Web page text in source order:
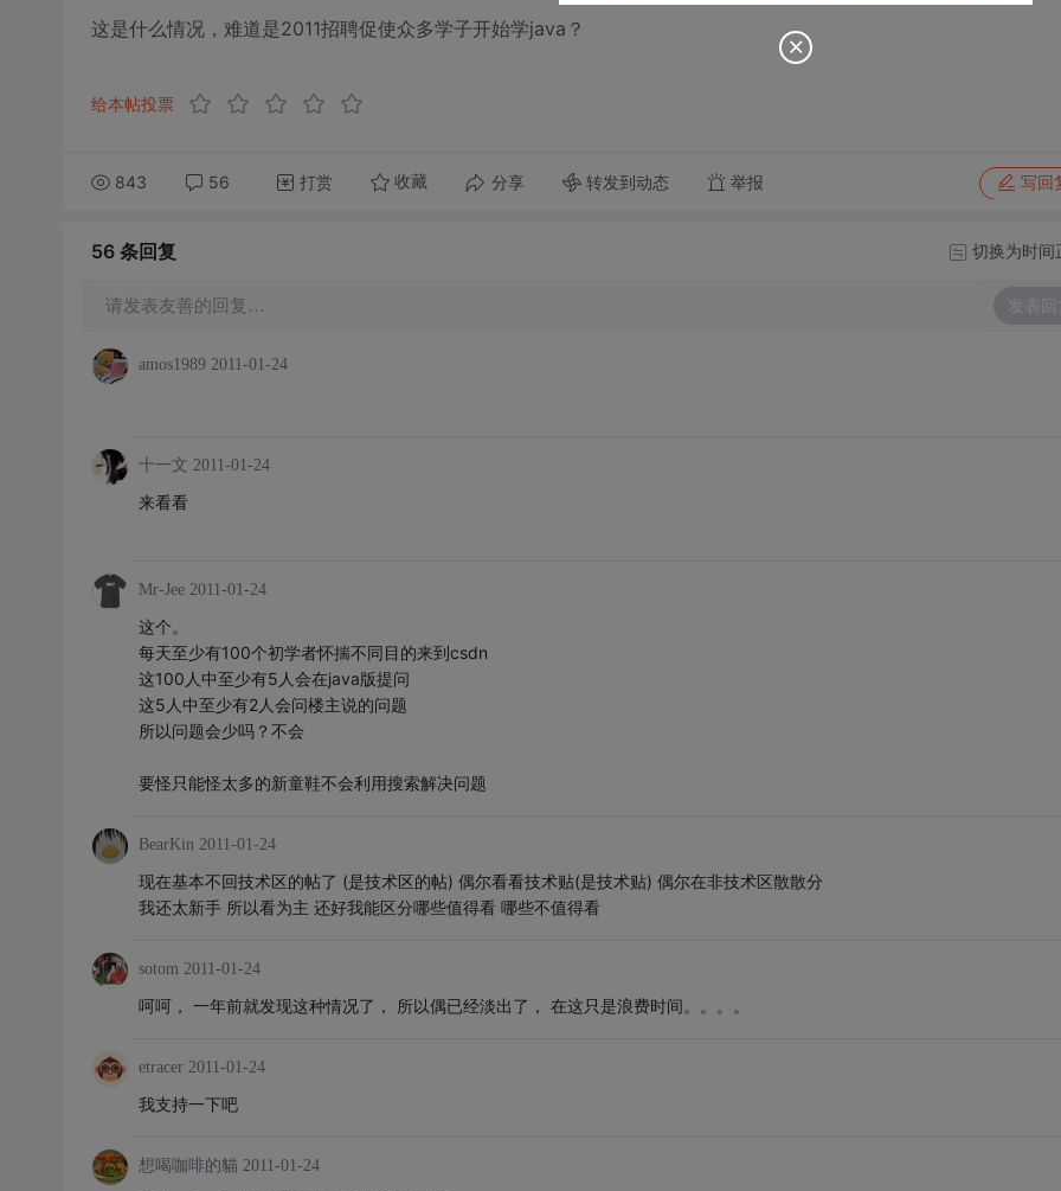
这是什么情况，难道是2011招聘促使众多学子开始学java？
给本帖投票
843 56 打赏 收藏 分享 转发到动态 举报 写回
56 条回复 切换为时间
请发表友善的回复… 发表回
amos1989 2011-01-24
十一文 2011-01-24
来看看
Mr-Jee 2011-01-24
这个。
每天至少有100个初学者怀揣不同目的来到csdn
这100人中至少有5人会在java版提问
这5人中至少有2人会问楼主说的问题
所以问题会少吗？不会
要怪只能怪太多的新童鞋不会利用搜索解决问题
BearKin 2011-01-24
现在基本不回技术区的帖了 (是技术区的帖) 偶尔看看技术贴(是技术贴) 偶尔在非技术区散散分
我还太新手 所以看为主 还好我能区分哪些值得看 哪些不值得看
sotom 2011-01-24
呵呵， 一年前就发现这种情况了， 所以偶已经淡出了， 在这只是浪费时间。。。。
etracer 2011-01-24
我支持一下吧
想喝咖啡的貓 2011-01-24